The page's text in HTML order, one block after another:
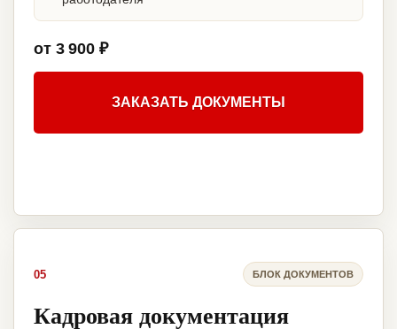
от 3 900 ₽
ЗАКАЗАТЬ ДОКУМЕНТЫ
05 БЛОК ДОКУМЕНТОВ
Кадровая документация